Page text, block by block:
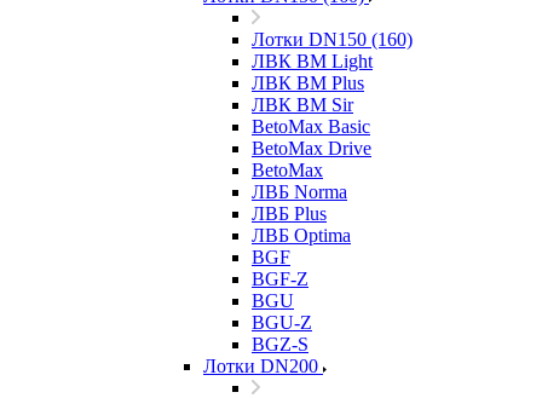
Лотки DN150 (160)
ЛВК ВМ Light
ЛВК ВМ Plus
ЛВК ВМ Sir
BetoMax Basic
BetoMax Drive
BetoMax
ЛВБ Norma
ЛВБ Plus
ЛВБ Optima
BGF
BGF-Z
BGU
BGU-Z
BGZ-S
Лотки DN200